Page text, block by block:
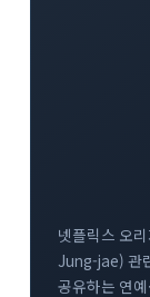
넷플릭스 오
Jung-jae) 관
공유하는 연예